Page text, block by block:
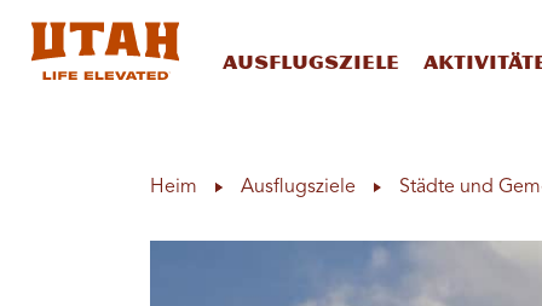
Ausflugsziele
Heim Ausflugsziele Städte und